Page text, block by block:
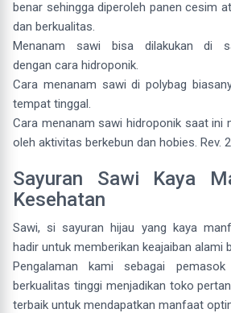
benar sehingga diperoleh panen cesim
dan berkualitas.
Menanam sawi bisa dilakukan di
dengan cara hidroponik.
Cara menanam sawi di polybag
tempat tinggal.
Cara menanam sawi hidroponik saat ini
oleh aktivitas berkebun dan hobies. Rev.
Sayuran Sawi Kaya
Kesehatan
Sawi, si sayuran hijau yang kaya
hadir untuk memberikan keajaiban alami
Pengalaman kami sebagai
berkualitas tinggi menjadikan toko
terbaik untuk mendapatkan manfaat